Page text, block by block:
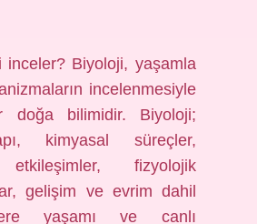
inceler? Biyoloji, yaşamla
incelenmesiyle
doğa bilimidir. Biyoloji;
kimyasal süreçler,
etkileşimler, fizyolojik
gelişim ve evrim dahil
yaşamı ve canlı